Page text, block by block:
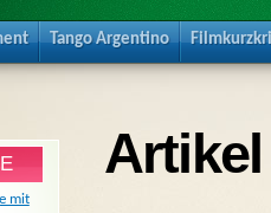
Tango Argentino
mit